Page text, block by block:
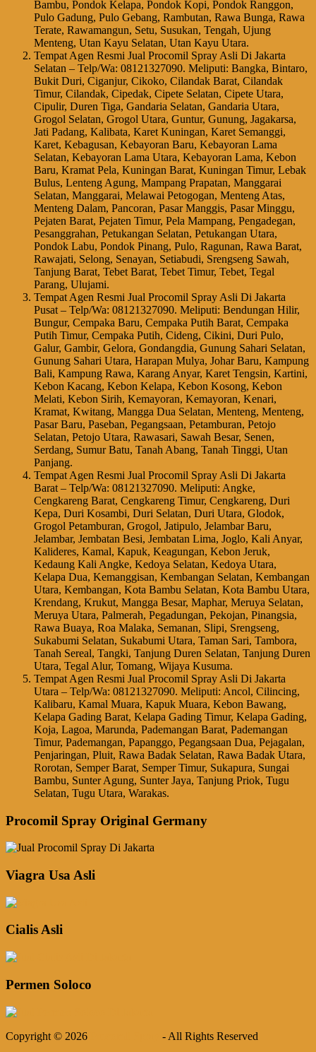
Bambu, Pondok Kelapa, Pondok Kopi, Pondok Ranggon,
Pulo Gadung, Pulo Gebang, Rambutan, Rawa Bunga, Rawa
Terate, Rawamangun, Setu, Susukan, Tengah, Ujung
Menteng, Utan Kayu Selatan, Utan Kayu Utara.
Tempat Agen Resmi Jual Procomil Spray Asli Di Jakarta
Selatan – Telp/Wa: 08121327090. Meliputi: Bangka, Bintaro,
Bukit Duri, Ciganjur, Cikoko, Cilandak Barat, Cilandak
Timur, Cilandak, Cipedak, Cipete Selatan, Cipete Utara,
Cipulir, Duren Tiga, Gandaria Selatan, Gandaria Utara,
Grogol Selatan, Grogol Utara, Guntur, Gunung, Jagakarsa,
Jati Padang, Kalibata, Karet Kuningan, Karet Semanggi,
Karet, Kebagusan, Kebayoran Baru, Kebayoran Lama
Selatan, Kebayoran Lama Utara, Kebayoran Lama, Kebon
Baru, Kramat Pela, Kuningan Barat, Kuningan Timur, Lebak
Bulus, Lenteng Agung, Mampang Prapatan, Manggarai
Selatan, Manggarai, Melawai Petogogan, Menteng Atas,
Menteng Dalam, Pancoran, Pasar Manggis, Pasar Minggu,
Pejaten Barat, Pejaten Timur, Pela Mampang, Pengadegan,
Pesanggrahan, Petukangan Selatan, Petukangan Utara,
Pondok Labu, Pondok Pinang, Pulo, Ragunan, Rawa Barat,
Rawajati, Selong, Senayan, Setiabudi, Srengseng Sawah,
Tanjung Barat, Tebet Barat, Tebet Timur, Tebet, Tegal
Parang, Ulujami.
Tempat Agen Resmi Jual Procomil Spray Asli Di Jakarta
Pusat – Telp/Wa: 08121327090. Meliputi: Bendungan Hilir,
Bungur, Cempaka Baru, Cempaka Putih Barat, Cempaka
Putih Timur, Cempaka Putih, Cideng, Cikini, Duri Pulo,
Galur, Gambir, Gelora, Gondangdia, Gunung Sahari Selatan,
Gunung Sahari Utara, Harapan Mulya, Johar Baru, Kampung
Bali, Kampung Rawa, Karang Anyar, Karet Tengsin, Kartini,
Kebon Kacang, Kebon Kelapa, Kebon Kosong, Kebon
Melati, Kebon Sirih, Kemayoran, Kemayoran, Kenari,
Kramat, Kwitang, Mangga Dua Selatan, Menteng, Menteng,
Pasar Baru, Paseban, Pegangsaan, Petamburan, Petojo
Selatan, Petojo Utara, Rawasari, Sawah Besar, Senen,
Serdang, Sumur Batu, Tanah Abang, Tanah Tinggi, Utan
Panjang.
Tempat Agen Resmi Jual Procomil Spray Asli Di Jakarta
Barat – Telp/Wa: 08121327090. Meliputi: Angke,
Cengkareng Barat, Cengkareng Timur, Cengkareng, Duri
Kepa, Duri Kosambi, Duri Selatan, Duri Utara, Glodok,
Grogol Petamburan, Grogol, Jatipulo, Jelambar Baru,
Jelambar, Jembatan Besi, Jembatan Lima, Joglo, Kali Anyar,
Kalideres, Kamal, Kapuk, Keagungan, Kebon Jeruk,
Kedaung Kali Angke, Kedoya Selatan, Kedoya Utara,
Kelapa Dua, Kemanggisan, Kembangan Selatan, Kembangan
Utara, Kembangan, Kota Bambu Selatan, Kota Bambu Utara,
Krendang, Krukut, Mangga Besar, Maphar, Meruya Selatan,
Meruya Utara, Palmerah, Pegadungan, Pekojan, Pinangsia,
Rawa Buaya, Roa Malaka, Semanan, Slipi, Srengseng,
Sukabumi Selatan, Sukabumi Utara, Taman Sari, Tambora,
Tanah Sereal, Tangki, Tanjung Duren Selatan, Tanjung Duren
Utara, Tegal Alur, Tomang, Wijaya Kusuma.
Tempat Agen Resmi Jual Procomil Spray Asli Di Jakarta
Utara – Telp/Wa: 08121327090. Meliputi: Ancol, Cilincing,
Kalibaru, Kamal Muara, Kapuk Muara, Kebon Bawang,
Kelapa Gading Barat, Kelapa Gading Timur, Kelapa Gading,
Koja, Lagoa, Marunda, Pademangan Barat, Pademangan
Timur, Pademangan, Papanggo, Pegangsaan Dua, Pejagalan,
Penjaringan, Pluit, Rawa Badak Selatan, Rawa Badak Utara,
Rorotan, Semper Barat, Semper Timur, Sukapura, Sungai
Bambu, Sunter Agung, Sunter Jaya, Tanjung Priok, Tugu
Selatan, Tugu Utara, Warakas.
Procomil Spray Original Germany
Viagra Usa Asli
Cialis Asli
Permen Soloco
Copyright © 2026 - All Rights Reserved